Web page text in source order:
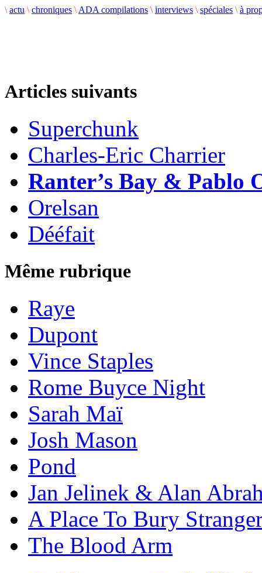
\ actu \ chroniques \ ADA compilations \ interviews \ spéciales \ à
Articles suivants
Superchunk
Charles-Eric Charrier
Ranter’s Bay & Pablo
Orelsan
Dééfait
Même rubrique
Raye
Dupont
Vince Staples
Rome Buyce Night
Sarah Maï
Josh Mason
Pond
Jan Jelinek & Alan
A Place To Bury
The Blood Arm